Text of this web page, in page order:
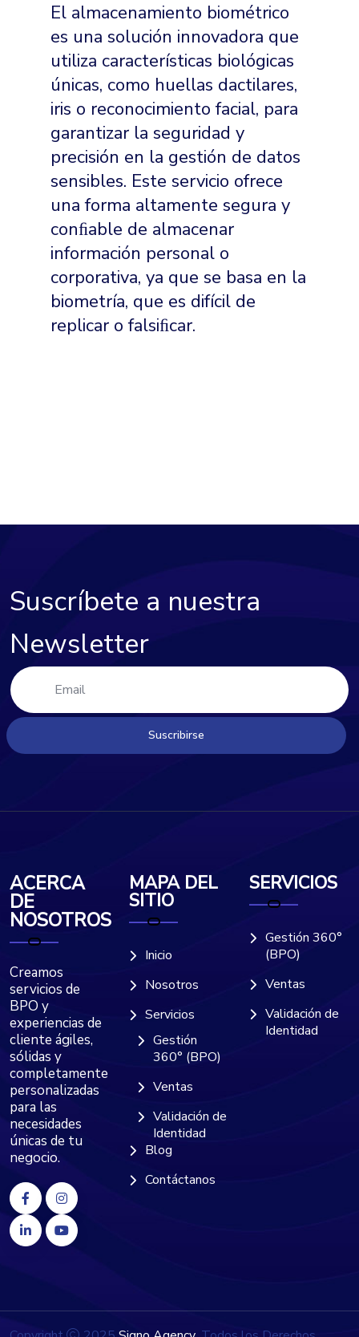
El almacenamiento biométrico
es una solución innovadora que
utiliza características biológicas
únicas, como huellas dactilares,
iris o reconocimiento facial, para
garantizar la seguridad y
precisión en la gestión de datos
sensibles. Este servicio ofrece
una forma altamente segura y
conﬁable de almacenar
información personal o
corporativa, ya que se basa en la
biometría, que es difícil de
replicar o falsiﬁcar.
Suscríbete a nuestra
Newsletter
Suscribirse
ACERCA
DE
NOSOTROS
Creamos
servicios de
BPO y
experiencias de
cliente ágiles,
sólidas y
completamente
personalizadas
para las
necesidades
únicas de tu
negocio.
MAPA DEL
SITIO
Inicio
Nosotros
Servicios
Gestión
360° (BPO)
Ventas
Validación de
Identidad
Blog
Contáctanos
SERVICIOS
Gestión 360°
(BPO)
Ventas
Validación de
Identidad